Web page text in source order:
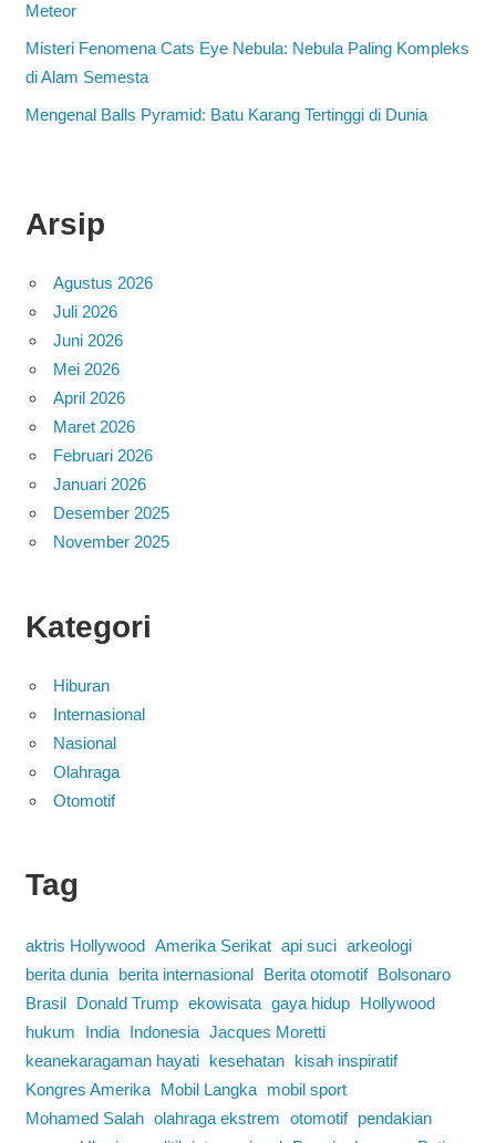
Meteor
Misteri Fenomena Cats Eye Nebula: Nebula Paling Kompleks
di Alam Semesta
Mengenal Balls Pyramid: Batu Karang Tertinggi di Dunia
Arsip
Agustus 2026
Juli 2026
Juni 2026
Mei 2026
April 2026
Maret 2026
Februari 2026
Januari 2026
Desember 2025
November 2025
Kategori
Hiburan
Internasional
Nasional
Olahraga
Otomotif
Tag
aktris Hollywood Amerika Serikat api suci arkeologi
berita dunia
berita internasional Berita otomotif
Bolsonaro
Brasil
Donald Trump ekowisata gaya hidup
Hollywood
hukum
India Indonesia Jacques Moretti
keanekaragaman hayati
kesehatan
kisah inspiratif
Kongres Amerika
Mobil Langka
mobil sport
Mohamed Salah olahraga ekstrem otomotif
pendakian